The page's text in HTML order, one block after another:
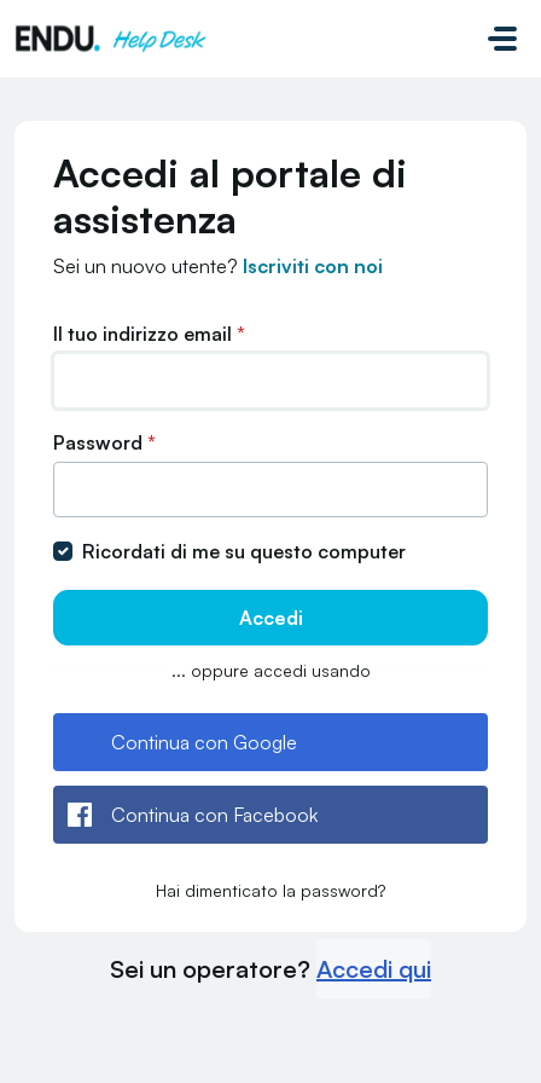
Accedi al portale di
assistenza
Sei un nuovo utente? Iscriviti con noi
Il tuo indirizzo email *
Password *
Ricordati di me su questo computer
Accedi
... oppure accedi usando
Continua con Google
Continua con Facebook
Hai dimenticato la password?
Sei un operatore? Accedi qui